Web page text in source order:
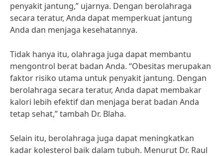
penyakit jantung,” ujarnya. Dengan berolahraga
secara teratur, Anda dapat memperkuat jantung
Anda dan menjaga kesehatannya.
Tidak hanya itu, olahraga juga dapat membantu
mengontrol berat badan Anda. “Obesitas merupakan
faktor risiko utama untuk penyakit jantung. Dengan
berolahraga secara teratur, Anda dapat membakar
kalori lebih efektif dan menjaga berat badan Anda
tetap sehat,” tambah Dr. Blaha.
Selain itu, berolahraga juga dapat meningkatkan
kadar kolesterol baik dalam tubuh. Menurut Dr. Raul